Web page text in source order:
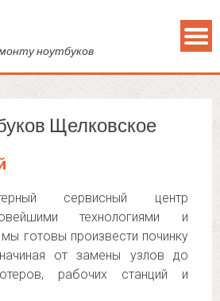
ноутбуков
Щелковское
сервисный центр
технологиями и
готовы произвести починку
от замены узлов до
рабочих станций и